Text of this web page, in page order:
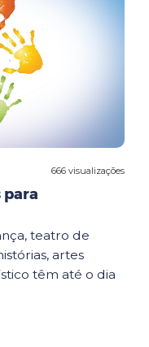
666 visualizações
para
teatro de
artes
têm até o dia